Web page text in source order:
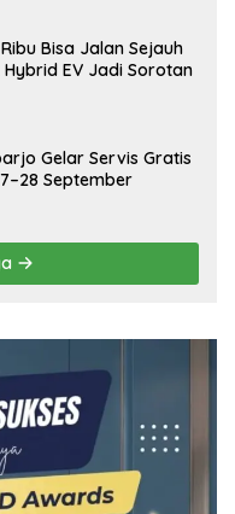
Bisa Jalan Sejauh
Hybrid EV Jadi Sorotan
Gelar Servis Gratis
September